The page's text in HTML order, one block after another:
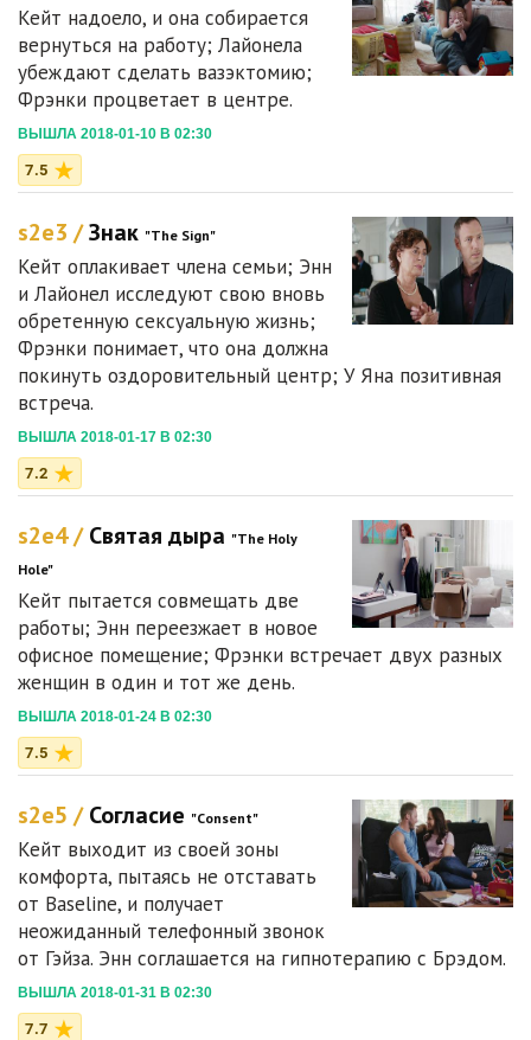
Кейт надоело, и она собирается
вернуться на работу; Лайонела
убеждают сделать вазэктомию;
Фрэнки процветает в центре.
ВЫШЛА 2018-01-10 В 02:30
7.5
s2e3 /Знак "The Sign"
Кейт оплакивает члена семьи; Энн
и Лайонел исследуют свою вновь
обретенную сексуальную жизнь;
Фрэнки понимает, что она должна
покинуть оздоровительный центр; У Яна позитивная
встреча.
ВЫШЛА 2018-01-17 В 02:30
7.2
s2e4 /Святая дыра "The Holy
Hole"
Кейт пытается совмещать две
работы; Энн переезжает в новое
офисное помещение; Фрэнки встречает двух разных
женщин в один и тот же день.
ВЫШЛА 2018-01-24 В 02:30
7.5
s2e5 /Согласие "Consent"
Кейт выходит из своей зоны
комфорта, пытаясь не отставать
от Baseline, и получает
неожиданный телефонный звонок
от Гэйза. Энн соглашается на гипнотерапию с Брэдом.
ВЫШЛА 2018-01-31 В 02:30
7.7